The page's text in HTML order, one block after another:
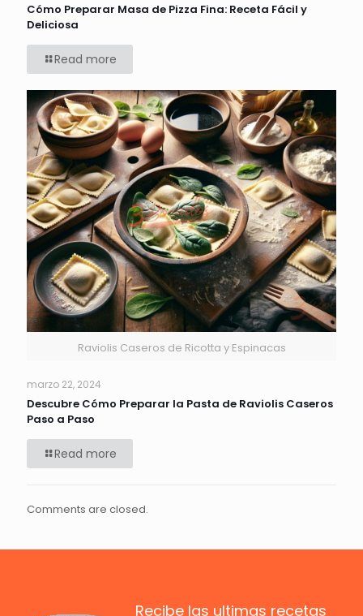
Cómo Preparar Masa de Pizza Fina: Receta Fácil y
Deliciosa
Read more
Raviolis Caseros de Ricotta y Espinacas
marzo 22, 2024
Descubre Cómo Preparar la Pasta de Raviolis Caseros
Paso a Paso
Read more
Comments are closed.
Recibe las ultimas recetas